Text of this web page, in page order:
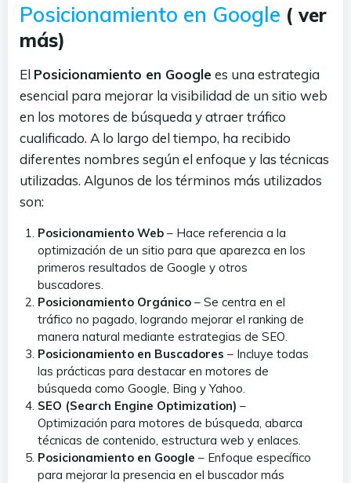
Posicionamiento en Google ( ver
más)
El Posicionamiento en Googlees una estrategia
esencial para mejorar la visibilidad de un sitio web
en los motores de búsqueda y atraer tráfico
cualificado. A lo largo del tiempo, ha recibido
diferentes nombres según el enfoque y las técnicas
utilizadas. Algunos de los términos más utilizados
son:
Posicionamiento Web– Hace referencia a la
optimización de un sitio para que aparezca en los
primeros resultados de Google y otros
buscadores.
Posicionamiento Orgánico– Se centra en el
tráfico no pagado, logrando mejorar el ranking de
manera natural mediante estrategias de SEO.
Posicionamiento en Buscadores – Incluye todas
las prácticas para destacar en motores de
búsqueda como Google, Bing y Yahoo.
SEO (Search Engine Optimization) –
Optimización para motores de búsqueda, abarca
técnicas de contenido, estructura web y enlaces.
Posicionamiento en Google – Enfoque específico
para mejorar la presencia en el buscador más